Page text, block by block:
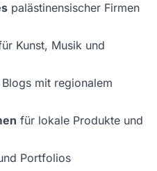
palästinensischer Firmen
Kunst, Musik und
mit regionalem
für lokale Produkte und
Portfolios